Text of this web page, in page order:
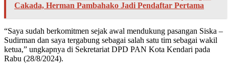
Cakada, Herman Pambahako Jadi Pendaftar Pertama
“Saya sudah berkomitmen sejak awal mendukung pasangan Siska –
Sudirman dan saya tergabung sebagai salah satu tim sebagai wakil
ketua,” ungkapnya di Sekretariat DPD PAN Kota Kendari pada
Rabu (28/8/2024).